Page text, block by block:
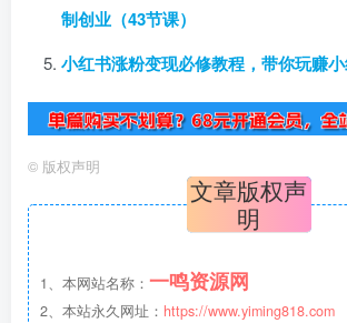
制创业（43节课）
小红书涨粉变现必修教程，带你玩赚
© 版权声明
文章版权声
明
1、本网站名称： 一鸣资源网
2、本站永久网址： https://www.yiming818.com